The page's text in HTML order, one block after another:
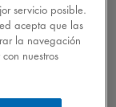
servicio posible.
acepta que las
la navegación
nuestros